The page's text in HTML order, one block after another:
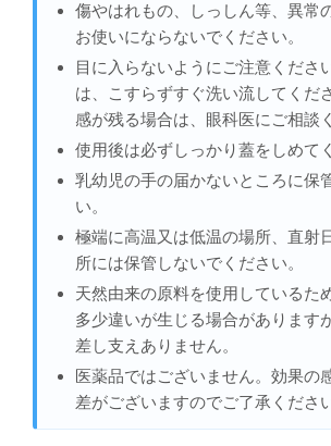
傷やはれもの、しっしん等、異常
お使いにならないでください。
目に入らないようにご注意くださ
は、こすらずすぐ洗い流してくだ
感が残る場合は、眼科医にご相談
使用後は必ずしっかり蓋をしめて
乳幼児の手の届かないところに保
い。
極端に高温又は低温の場所、直射
所には保管しないでください。
天然由来の原料を使用しているた
多少違いが生じる場合があります
差し支えありません。
医薬品ではございません。効果の
差がございますのでご了承ください